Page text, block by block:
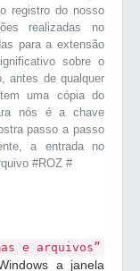
registro do nosso
realizadas no
para a extensão
sobre o
antes de qualquer
uma cópia do
nós é a chave
passo a passo
a entrada no
#ROZ #
e arquivos”
a janela